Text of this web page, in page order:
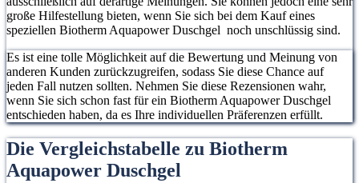
große Hilfestellung bieten, wenn Sie sich bei dem Kauf eines
speziellen Biotherm Aquapower Duschgel noch unschlüssig sind.
Es ist eine tolle Möglichkeit auf die Bewertung und Meinung von
anderen Kunden zurückzugreifen, sodass Sie diese Chance auf
jeden Fall nutzen sollten. Nehmen Sie diese Rezensionen wahr,
wenn Sie sich schon fast für ein Biotherm Aquapower Duschgel
entschieden haben, da es Ihre individuellen Präferenzen erfüllt.
Die Vergleichstabelle zu Biotherm
Aquapower Duschgel